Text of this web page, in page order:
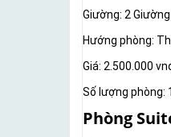
Giường: 2
Hướng phòng:
Giá: 2.500.000
Số lượng phòng:
Phòng